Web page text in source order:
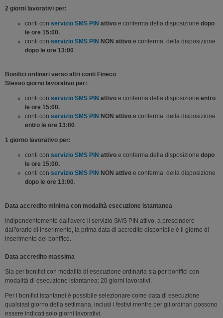
2 giorni lavorativi per:
conti con servizio SMS PIN attivo e conferma della disposizione dopo
le ore 15:00.
conti con servizio SMS PIN NON attivo e conferma della disposizione
dopo le ore 13:00.
Bonifici ordinari verso altri conti Fineco
Stesso giorno lavorativo per:
conti con servizio SMS PIN attivo e conferma della disposizione entro
le ore 15:00.
conti con servizio SMS PIN NON attivo e conferma della disposizione
entro le ore 13:00.
1 giorno lavorativo per:
conti con servizio SMS PIN attivo e conferma della disposizione dopo
le ore 15:00.
conti con servizio SMS PIN NON attivo e conferma della disposizione
dopo le ore 13:00.
Data accredito minima con modalità esecuzione istantanea
Indipendentemente dall'avere il servizio SMS PIN attivo, a prescindere
dall'orario di inserimento, la prima data di accredito disponibile è il giorno di
inserimento del bonifico.
Data accredito massima
Sia per bonifici con modalità di esecuzione ordinaria sia per bonifici con
modalità di esecuzione istantanea: 20 giorni lavorativi.
Per i bonifici istantanei è possibile selezionare come data di esecuzione
qualsiasi giorno della settimana, inclusi i festivi mentre per gli ordinari possono
essere indicati solo giorni lavorativi.